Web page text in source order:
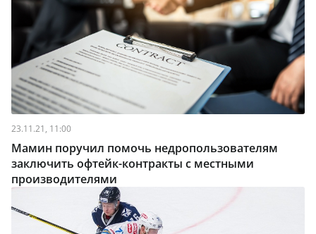
23.11.21, 11:00
Мамин поручил помочь недропользователям
заключить офтейк-контракты с местными
производителями